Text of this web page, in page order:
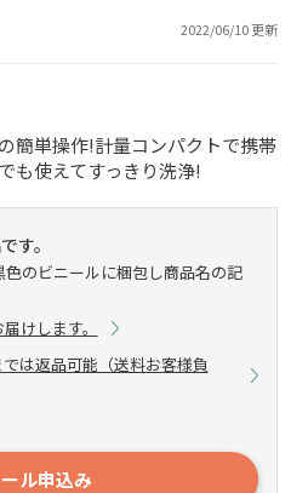
2022/06/10 更新
簡単操作!計量コンパクトで携帯
も使えてすっきり洗浄!
す。
のビニールに梱包し商品名の記
けします。
は返品可能（送料お客様負
ル申込み